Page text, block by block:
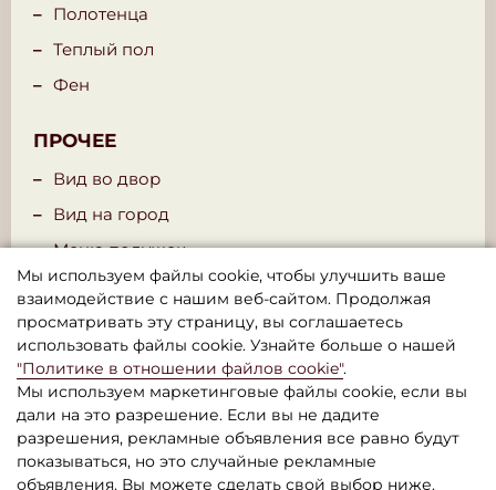
Полотенца
Теплый пол
Фен
ПРОЧЕЕ
Вид во двор
Вид на город
Меню подушек
Gym 24/7
Минибар
Мы используем файлы cookie, чтобы улучшить ваше
взаимодействие с нашим веб-сайтом. Продолжая
просматривать эту страницу, вы соглашаетесь
использовать файлы cookie. Узнайте больше о нашей
"Политике в отношении файлов cookie".
Мы используем маркетинговые файлы cookie, если вы
дали на это разрешение. Если вы не дадите
разрешения, рекламные объявления все равно будут
показываться, но это случайные рекламные
объявления. Вы можете сделать свой выбор ниже.